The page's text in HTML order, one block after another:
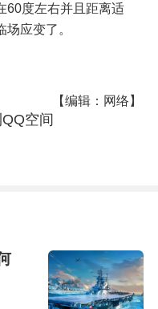
60度左右并且距离适
应变了。
【编辑：网络】
空间